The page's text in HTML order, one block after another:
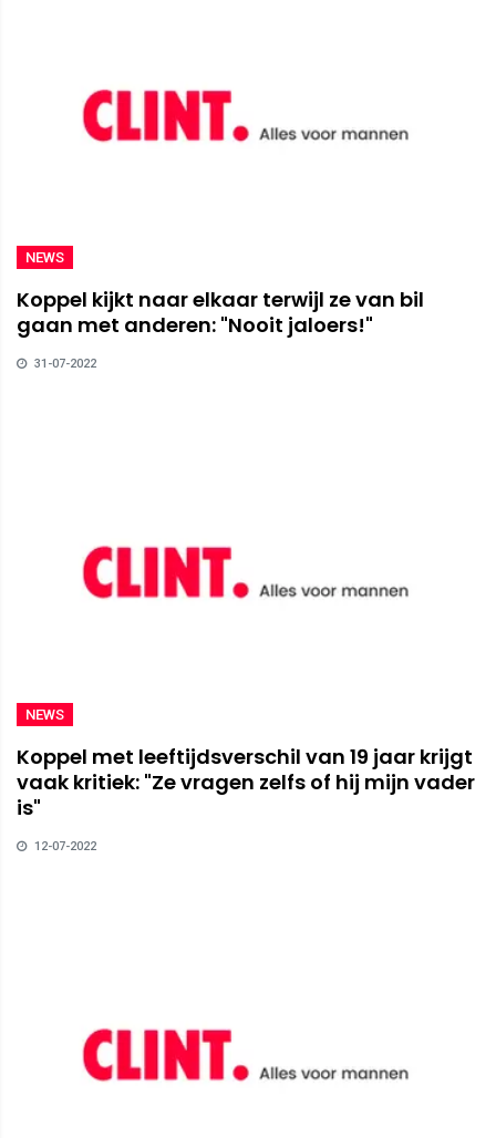
NEWS
Koppel kijkt naar elkaar terwijl ze van bil
gaan met anderen: "Nooit jaloers!"
31-07-2022
NEWS
Koppel met leeftijdsverschil van 19 jaar krijgt
vaak kritiek: "Ze vragen zelfs of hij mijn vader
is"
12-07-2022